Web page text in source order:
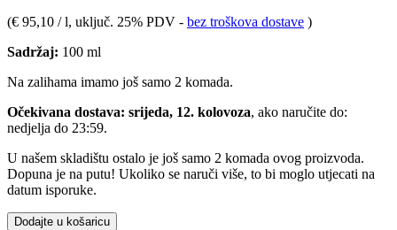
(€ 95,10 / l, uključ. 25% PDV - bez troškova dostave )
Sadržaj: 100 ml
Na zalihama imamo još samo 2 komada.
Očekivana dostava: srijeda, 12. kolovoza, ako naručite do:
nedjelja do 23:59.
U našem skladištu ostalo je još samo 2 komada ovog proizvoda.
Dopuna je na putu! Ukoliko se naruči više, to bi moglo utjecati na
datum isporuke.
Dodajte u košaricu